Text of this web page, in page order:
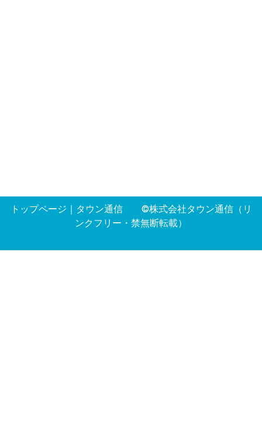
トップページ ｜ タウン通信©株式会社タウン通信（リ
ンクフリー・禁無断転載）